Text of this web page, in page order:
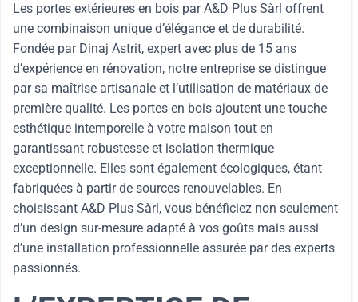
Les portes extérieures en bois par A&D Plus Sàrl offrent
une combinaison unique d’élégance et de durabilité.
Fondée par Dinaj Astrit, expert avec plus de 15 ans
d’expérience en rénovation, notre entreprise se distingue
par sa maîtrise artisanale et l’utilisation de matériaux de
première qualité. Les portes en bois ajoutent une touche
esthétique intemporelle à votre maison tout en
garantissant robustesse et isolation thermique
exceptionnelle. Elles sont également écologiques, étant
fabriquées à partir de sources renouvelables. En
choisissant A&D Plus Sàrl, vous bénéficiez non seulement
d’un design sur-mesure adapté à vos goûts mais aussi
d’une installation professionnelle assurée par des experts
passionnés.